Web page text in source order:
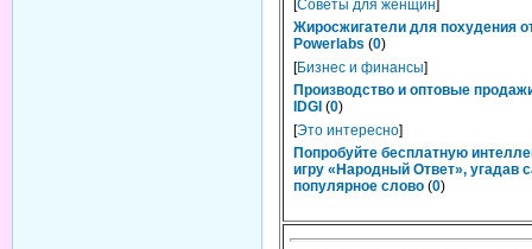
Советы для женщин
Жиросжигатели для похудения
Powerlabs (0)
[Бизнес и финансы]
Производство и оптовые
IDGI (0)
[Это интересно]
Попробуйте бесплатную
игру «Народный Ответ», угадав
популярное слово (0)